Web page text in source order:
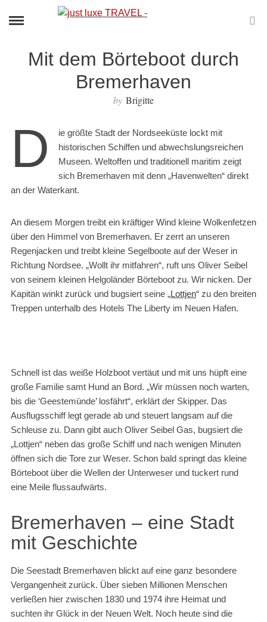
Mit dem Börteboot durch
Bremerhaven
by Brigitte
D
ie größte Stadt der Nordseeküste lockt mit
historischen Schiffen und abwechslungsreichen
Museen. Weltoffen und traditionell maritim zeigt
sich Bremerhaven mit denn „Havenwelten“ direkt
an der Waterkant.
An diesem Morgen treibt ein kräftiger Wind kleine Wolkenfetzen
über den Himmel von Bremerhaven. Er zerrt an unseren
Regenjacken und treibt kleine Segelboote auf der Weser in
Richtung Nordsee. „Wollt ihr mitfahren“, ruft uns Oliver Seibel
von seinem kleinen Helgoländer Börteboot zu. Wir nicken. Der
Kapitän winkt zurück und bugsiert seine „Lottjen“ zu den breiten
Treppen unterhalb des Hotels The Liberty im Neuen Hafen.
Schnell ist das weiße Holzboot vertäut und mit uns hüpft eine
große Familie samt Hund an Bord. „Wir müssen noch warten,
bis die ‘Geestemünde’ losfährt“, erklärt der Skipper. Das
Ausflugsschiff legt gerade ab und steuert langsam auf die
Schleuse zu. Dann gibt auch Oliver Seibel Gas, bugsiert die
„Lottjen“ neben das große Schiff und nach wenigen Minuten
öffnen sich die Tore zur Weser. Schon bald springt das kleine
Börteboot über die Wellen der Unterweser und tuckert rund
eine Meile flussaufwärts.
Bremerhaven – eine Stadt
mit Geschichte
Die Seestadt Bremerhaven blickt auf eine ganz besondere
Vergangenheit zurück. Über sieben Millionen Menschen
verließen hier zwischen 1830 und 1974 ihre Heimat und
suchten ihr Glück in der Neuen Welt. Noch heute sind die